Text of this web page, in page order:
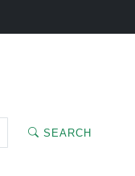
SEARCH